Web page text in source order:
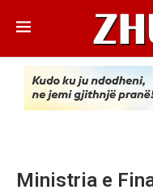
Ministria e